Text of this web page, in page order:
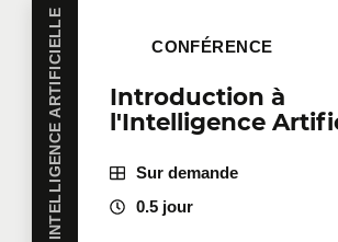
INTELLIGENCE ARTIFICIELLE
Introduction à
l'Intelligence
CONFÉRENCE
Sur demande
0.5 jour